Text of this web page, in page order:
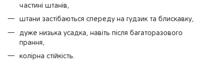
частині штанів,
штани застібаються спереду на гудзик та блискавку,
дуже низька усадка, навіть після багаторазового
прання,
колірна стійкість.